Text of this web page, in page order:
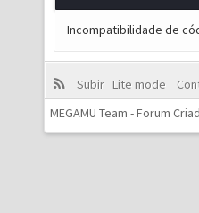
Incompatibilidade de
Subir Lite mode
MEGAMU Team - Forum